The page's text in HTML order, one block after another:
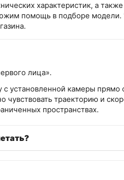
характеристик, а
помощь в подборе
лица».
установленной камеры
траекторию и
пространствах.